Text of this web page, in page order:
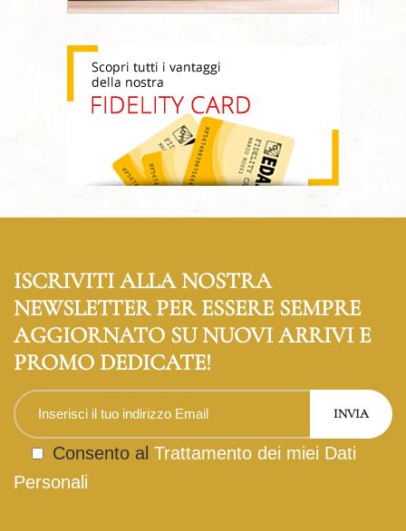
ISCRIVITI ALLA NOSTRA
NEWSLETTER PER ESSERE SEMPRE
AGGIORNATO SU NUOVI ARRIVI E
PROMO DEDICATE!
Consento al Trattamento dei miei Dati
Personali